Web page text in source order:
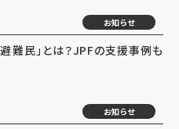
お知らせ
難民」とは？JPFの支援事例も
お知らせ